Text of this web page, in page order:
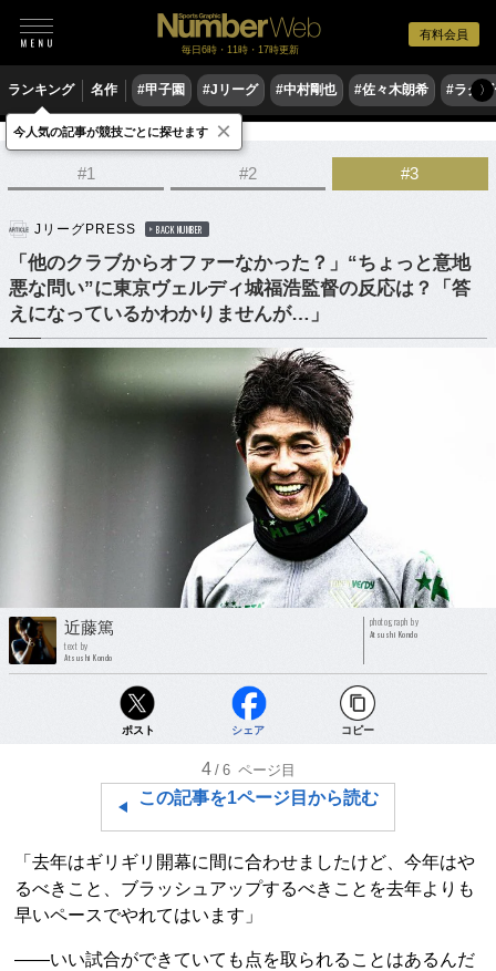
有料会員
毎日6時・11時・17時更新
ランキング 名作 #甲子園 #Jリーグ #中村剛也 #佐々木朗希 #ラグ〉
サッカー Jリーグ
#1 #2 #3
JリーグPRESS BACK NUMBER
「他のクラブからオファーなかった？」“ちょっと意地
悪な問い”に東京ヴェルディ城福浩監督の反応は？「答
えになっているかわかりませんが…」
近藤篤
text by
Atsushi Kondo
photograph by
Atsushi Kondo
ポスト シェア コピー
4 /6 ページ目
この記事を1ページ目から読む
「去年はギリギリ開幕に間に合わせましたけど、今年はや
るべきこと、ブラッシュアップするべきことを去年よりも
早いペースでやれてはいます」
――いい試合ができていても点を取られることはあるんだ
今人気の記事が競技ごとに探せます ×